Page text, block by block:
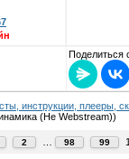
Поделиться
инструкции, плееры,
(Не Webstream))
2 98 99